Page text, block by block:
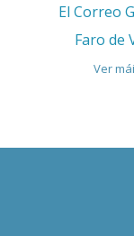
El Correo
Faro de
Ver